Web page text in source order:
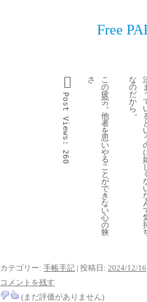
Free
く
な
の
だ
か
ら。
こ
の
疲
労。
他
者
を
思
い
や
る
こ
と
が
で
き
な
い
心
の
狭
さ
Post
Views:
260
カテゴリー: 手帳手記 | 投稿日: 2024/12/16
コメントを残す
(まだ評価がありません)